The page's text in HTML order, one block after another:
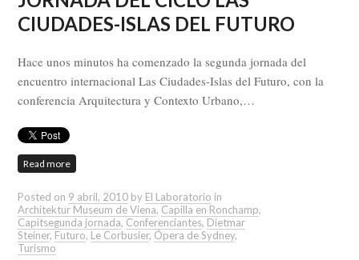
CIUDADES-ISLAS DEL FUTURO
Hace unos minutos ha comenzado la segunda jornada del
encuentro internacional Las Ciudades-Islas del Futuro, con la
conferencia Arquitectura y Contexto Urbano,…
Read more
Posted on 9 abril, 2010 by El Laboratorio in
Architektur Museum de Viena, Capilla en Ronchamp,
Capitsegunda jornada, Conferenciantes, Dietmar
Steiner, Futuro, Le Corbusier, Ópera de Sydney,
Turismo